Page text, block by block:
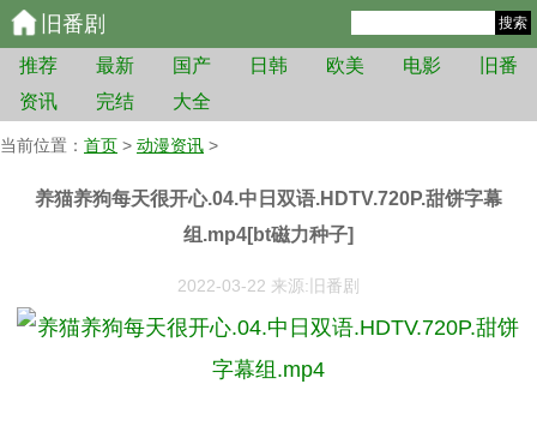
旧番剧 搜索
推荐 最新 国产 日韩 欧美 电影
旧番
资讯
完结 大全
当前位置： 首页 > 动漫资讯 >
养猫养狗每天很开心.04.中日双语.HDTV.720P.甜饼字幕
组.mp4[bt磁力种子]
2022-03-22 来源:旧番剧